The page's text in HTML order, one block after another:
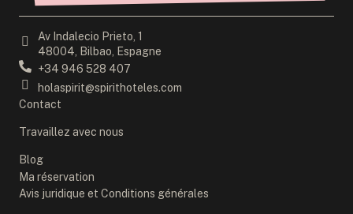
Av Indalecio Prieto, 1
48004, Bilbao, Espagne
+34 946 528 407
holaspirit@spirithoteles.com
Contact
Travaillez avec nous
Blog
Ma réservation
Avis juridique et Conditions générales